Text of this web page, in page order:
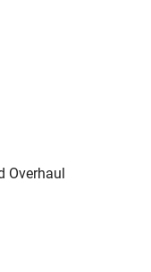
Overhaul